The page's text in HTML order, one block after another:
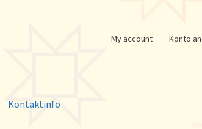
My account Konto
Kontaktinfo